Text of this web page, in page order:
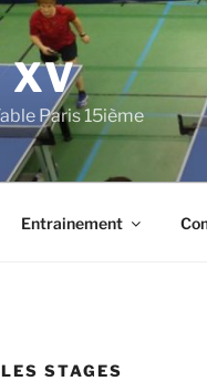
XV
Paris 15ième
Entrainement
LES STAGES